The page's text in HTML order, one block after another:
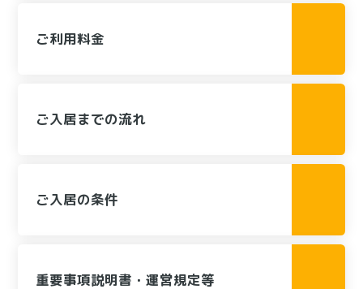
ご利用料金
ご入居までの流れ
ご入居の条件
重要事項説明書・運営規定等